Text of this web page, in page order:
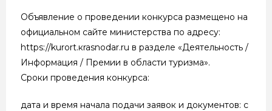
Объявление о проведении конкурса размещено на
официальном сайте министерства по адресу:
https://kurort.кrasnodar.ru в разделе «Деятельность /
Информация / Премии в области туризма».
Сроки проведения конкурса:
дата и время начала подачи заявок и документов: с